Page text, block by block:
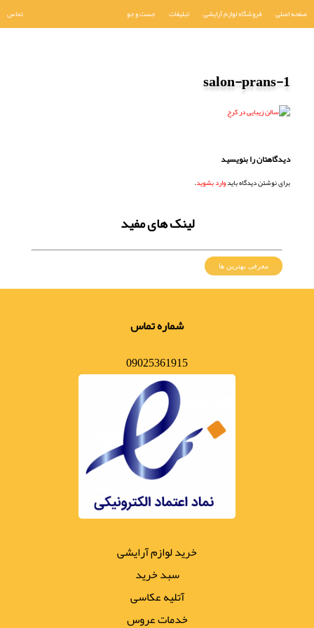
صفحه اصلی فروشگاه لوازم آرایشی تبلیغات جست و جو تماس
salon-prans-1
دیدگاهتان را بنویسید
برای نوشتن دیدگاه بایدوارد بشوید.
لینک های مفید
معرفی بهترین ها
شماره تماس
09025361915
خرید لوازم آرایشی
سبد خرید
آتلیه عکاسی
خدمات عروس